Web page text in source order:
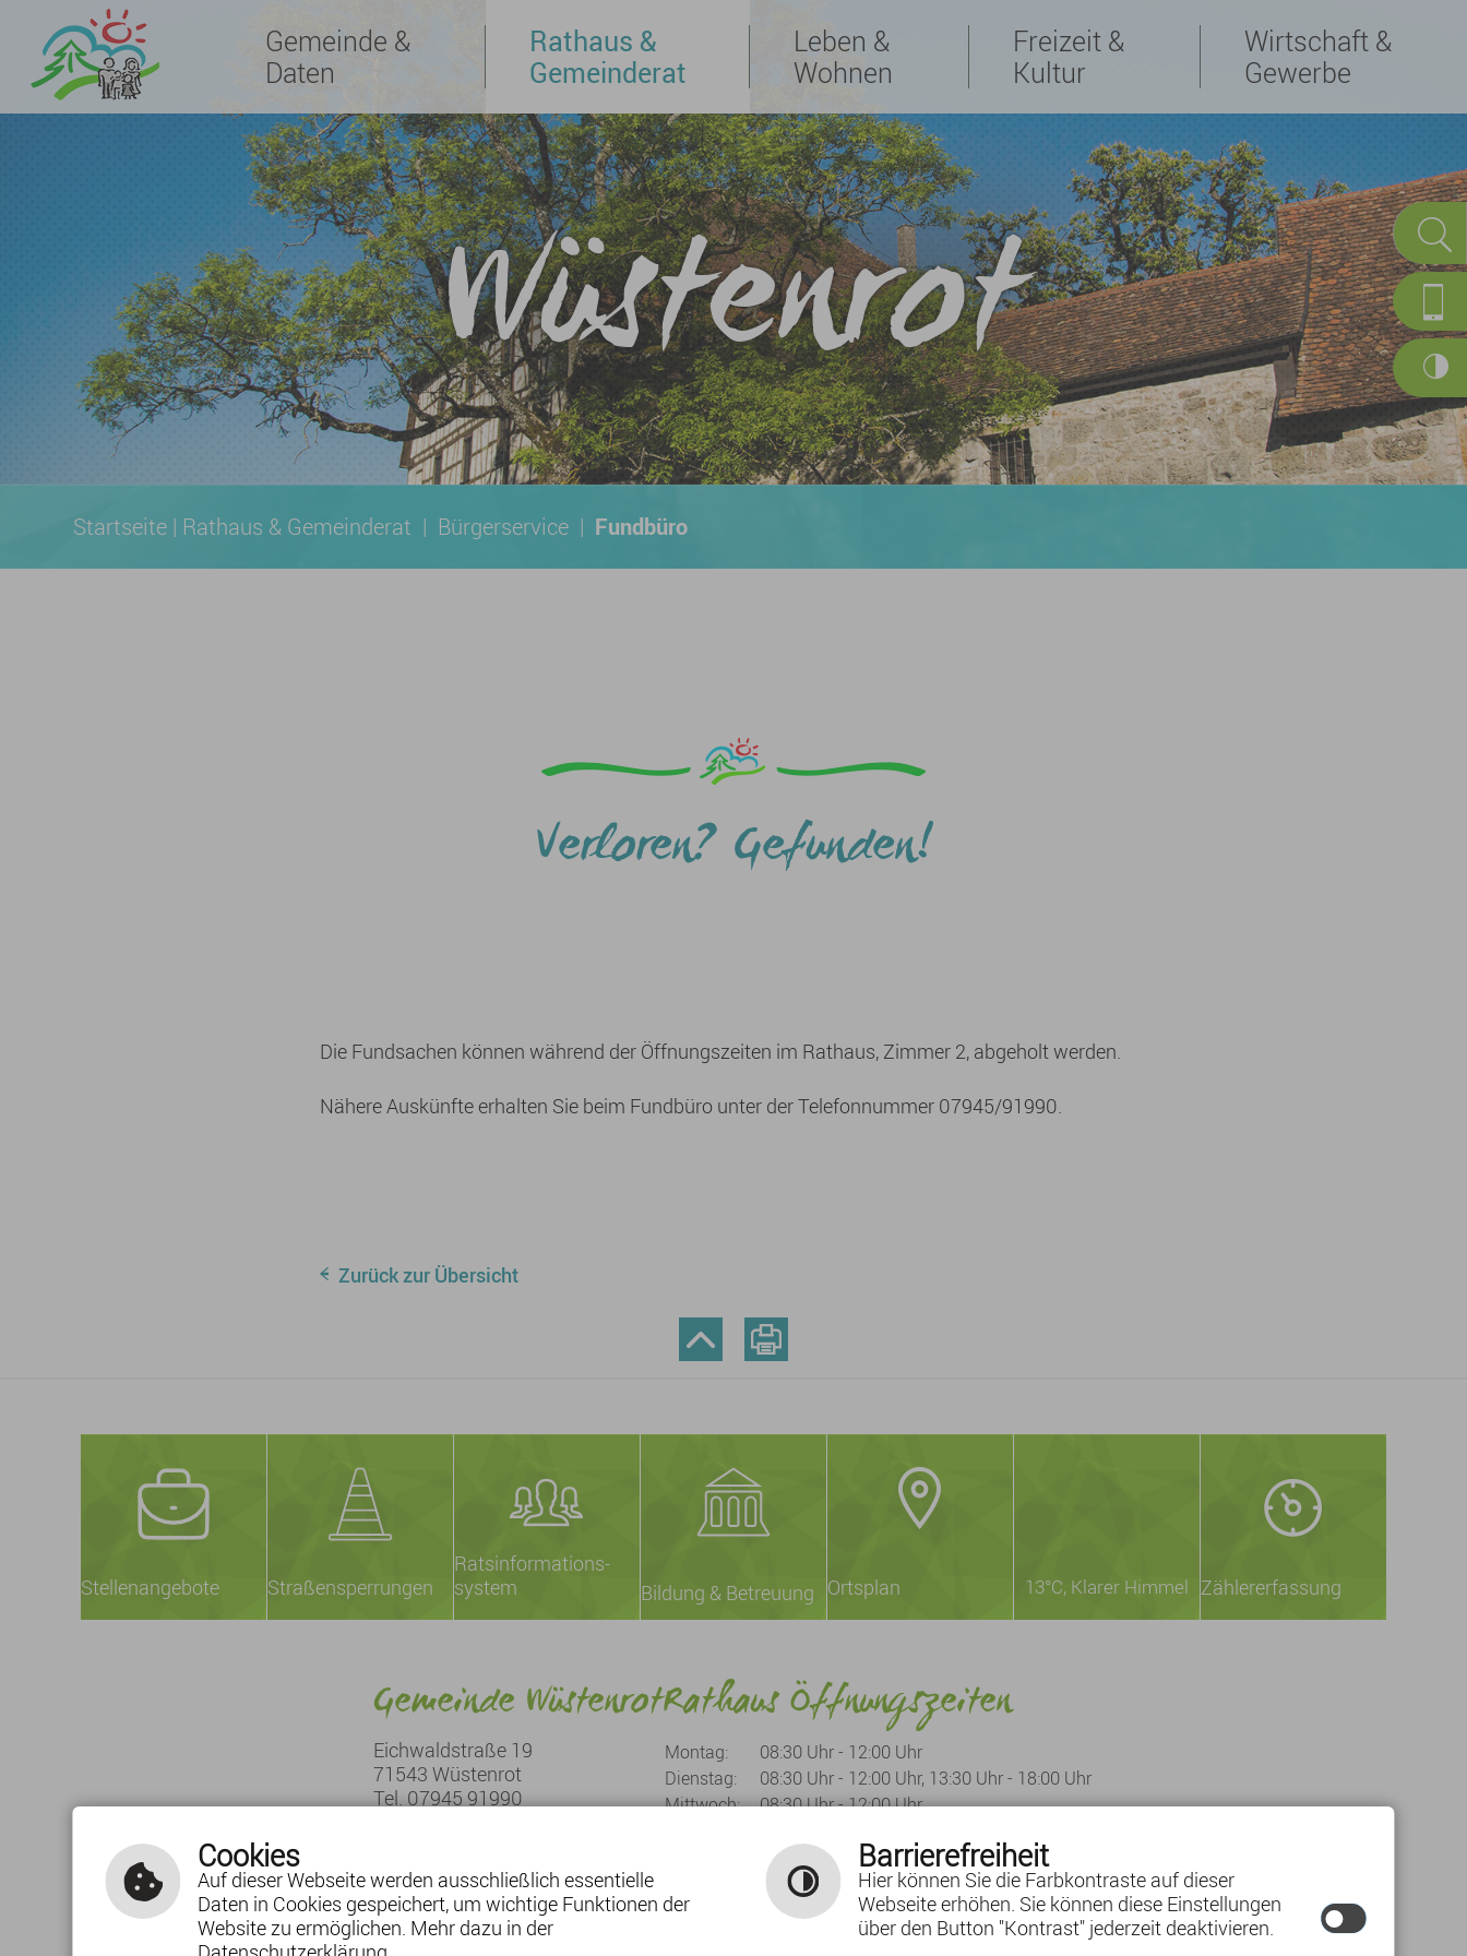
Gemeinde &
Daten
Rathaus &
Gemeinderat
Leben &
Wohnen
Freizeit &
Kultur
Wirtschaft &
Gewerbe
Wüstenrot
Startseite | Rathaus & Gemeinderat | Bürgerservice | Fundbüro
Verloren? Gefunden!
Die Fundsachen können während der Öffnungszeiten im Rathaus, Zimmer 2, abgeholt werden.
Nähere Auskünfte erhalten Sie beim Fundbüro unter der Telefonnummer 07945/91990.
Zurück zur Übersicht
Stellenangebote Straßensperrungen
Ratsinformations-
system
Bildung & Betreuung Ortsplan 13°C, Klarer Himmel Zählererfassung
Gemeinde Wüstenrot
Eichwaldstraße 19
71543 Wüstenrot
Tel. 07945 91990
Rathaus Öffnungszeiten
Montag:
08:30 Uhr - 12:00 Uhr
Dienstag:
08:30 Uhr - 12:00 Uhr, 13:30 Uhr - 18:00 Uhr
Mittwoch:
08:30 Uhr - 12:00 Uhr
08:30 Uhr - 12:00 Uhr
Cookies
Auf dieser Webseite werden ausschließlich essentielle
Daten in Cookies gespeichert, um wichtige Funktionen der
Website zu ermöglichen. Mehr dazu in der
Barrierefreiheit
Hier können Sie die Farbkontraste auf dieser
Webseite erhöhen. Sie können diese Einstellungen
über den Button "Kontrast" jederzeit deaktivieren.